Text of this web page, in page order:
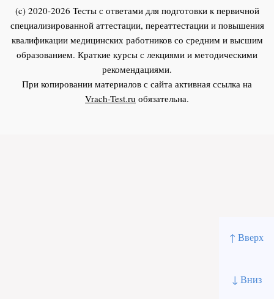
↑ Вверх
↓ Вниз
(c) 2020-2026 Тесты с ответами для подготовки к первичной
специализированной аттестации, переаттестации и повышения
квалификации медицинских работников со средним и высшим
образованием. Краткие курсы с лекциями и методическими
рекомендациями.
При копировании материалов с сайта активная ссылка на
Vrach-Test.ru обязательна.